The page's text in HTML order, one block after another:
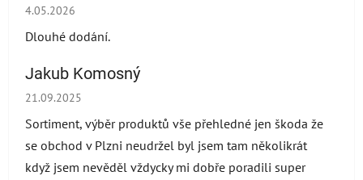
Die Shop-Bewertung beträgt 2 von 5 Sternen.
4.05.2026
Dlouhé dodání.
Jakub Komosný
Die Shop-Bewertung beträgt 5 von 5 Sternen.
21.09.2025
Sortiment, výběr produktů vše přehledné jen škoda že
se obchod v Plzni neudržel byl jsem tam několikrát
když jsem nevěděl vždycky mi dobře poradili super